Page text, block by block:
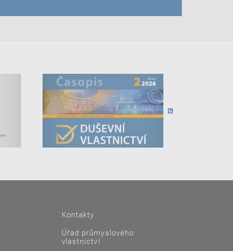
Kontakty
Úřad průmyslového
vlastnictví